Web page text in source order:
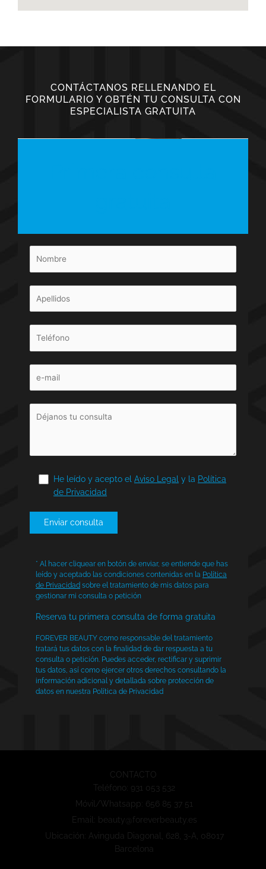
CONTÁCTANOS RELLENANDO EL
FORMULARIO Y OBTÉN TU CONSULTA CON
ESPECIALISTA GRATUITA
He leído y acepto el Aviso Legal y la Política
de Privacidad
* Al hacer cliquear en botón de enviar, se entiende que has
leído y aceptado las condiciones contenidas en la Política
de Privacidad sobre el tratamiento de mis datos para
gestionar mi consulta o petición
Reserva tu primera consulta de forma gratuita
FOREVER BEAUTY como responsable del tratamiento
tratará tus datos con la finalidad de dar respuesta a tu
consulta o petición. Puedes acceder, rectificar y suprimir
tus datos, así como ejercer otros derechos consultando la
información adicional y detallada sobre protección de
datos en nuestra Política de Privacidad
CONTACTO
Teléfono: 931 053 532
Móvil/Whatsapp: 656 85 37 51
Email: beauty@foreverbeauty.es
Ubicación: Avinguda Diagonal, 628, 3-A, 08017
Barcelona